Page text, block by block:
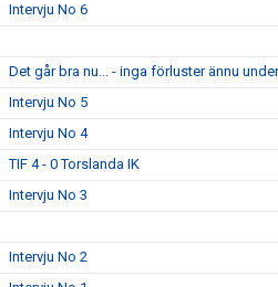
Intervju No 6
Det går bra nu... - inga förluster ännu
Intervju No 5
Intervju No 4
TIF 4 - 0 Torslanda IK
Intervju No 3
Intervju No 2